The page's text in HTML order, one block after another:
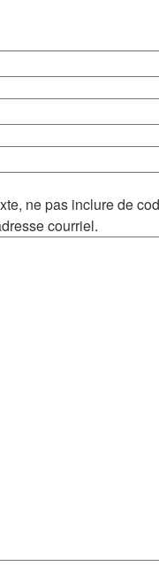
ne pas inclure de
courriel.